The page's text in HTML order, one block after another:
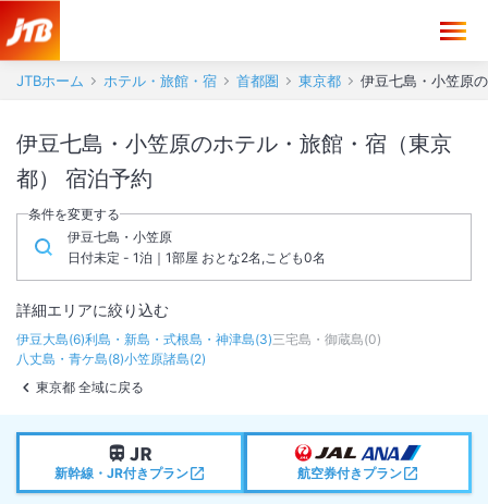
JTBホーム ホテル・旅館・宿 首都圏 東京都 伊豆七島・小笠原
伊豆七島・小笠原のホテル・旅館・宿（東京
都） 宿泊予約
条件を変更する
伊豆七島・小笠原
日付未定 - 1泊｜1部屋 おとな2名,こども0名
詳細エリアに絞り込む
伊豆大島(6)利島・新島・式根島・神津島(3)三宅島・御蔵島(0)
八丈島・青ケ島(8)小笠原諸島(2)
東京都 全域に戻る
新幹線・JR付きプラン 航空券付きプラン